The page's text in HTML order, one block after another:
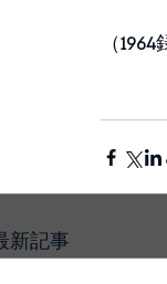
（1964
新記事